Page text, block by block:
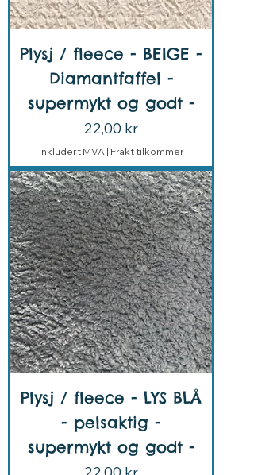
Plysj / fleece - BEIGE -
Diamantfaffel -
supermykt og godt -
Pris
22,00 kr
Inkludert MVA | Frakt tilkommer
Plysj / fleece - LYS BLÅ
- pelsaktig -
supermykt og godt -